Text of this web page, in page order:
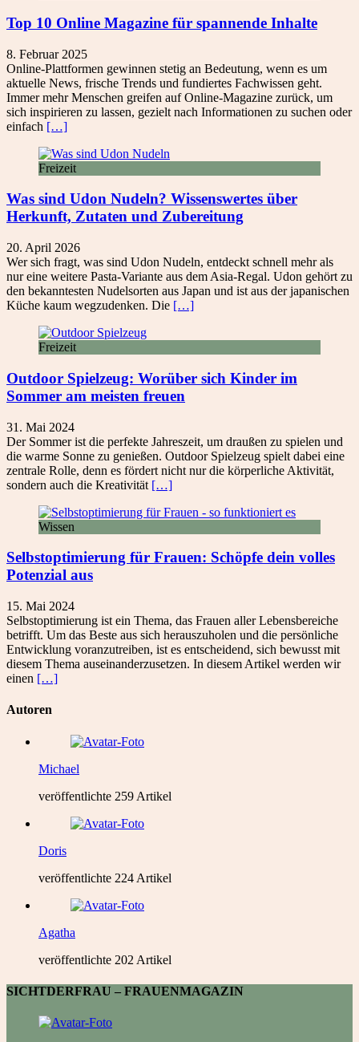
Top 10 Online Magazine für spannende Inhalte
8. Februar 2025
Online-Plattformen gewinnen stetig an Bedeutung, wenn es um
aktuelle News, frische Trends und fundiertes Fachwissen geht.
Immer mehr Menschen greifen auf Online-Magazine zurück, um
sich inspirieren zu lassen, gezielt nach Informationen zu suchen oder
einfach […]
Freizeit
Was sind Udon Nudeln? Wissenswertes über
Herkunft, Zutaten und Zubereitung
20. April 2026
Wer sich fragt, was sind Udon Nudeln, entdeckt schnell mehr als
nur eine weitere Pasta-Variante aus dem Asia-Regal. Udon gehört zu
den bekanntesten Nudelsorten aus Japan und ist aus der japanischen
Küche kaum wegzudenken. Die […]
Freizeit
Outdoor Spielzeug: Worüber sich Kinder im
Sommer am meisten freuen
31. Mai 2024
Der Sommer ist die perfekte Jahreszeit, um draußen zu spielen und
die warme Sonne zu genießen. Outdoor Spielzeug spielt dabei eine
zentrale Rolle, denn es fördert nicht nur die körperliche Aktivität,
sondern auch die Kreativität […]
Wissen
Selbstoptimierung für Frauen: Schöpfe dein volles
Potenzial aus
15. Mai 2024
Selbstoptimierung ist ein Thema, das Frauen aller Lebensbereiche
betrifft. Um das Beste aus sich herauszuholen und die persönliche
Entwicklung voranzutreiben, ist es entscheidend, sich bewusst mit
diesem Thema auseinanderzusetzen. In diesem Artikel werden wir
einen […]
Autoren
Michael
veröffentlichte 259 Artikel
Doris
veröffentlichte 224 Artikel
Agatha
veröffentlichte 202 Artikel
SICHTDERFRAU – FRAUENMAGAZIN